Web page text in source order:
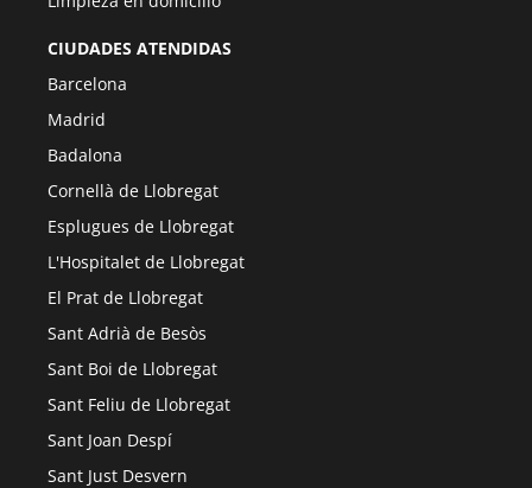
CIUDADES ATENDIDAS
Barcelona
Madrid
Badalona
Cornellà de Llobregat
Esplugues de Llobregat
L'Hospitalet de Llobregat
El Prat de Llobregat
Sant Adrià de Besòs
Sant Boi de Llobregat
Sant Feliu de Llobregat
Sant Joan Despí
Sant Just Desvern